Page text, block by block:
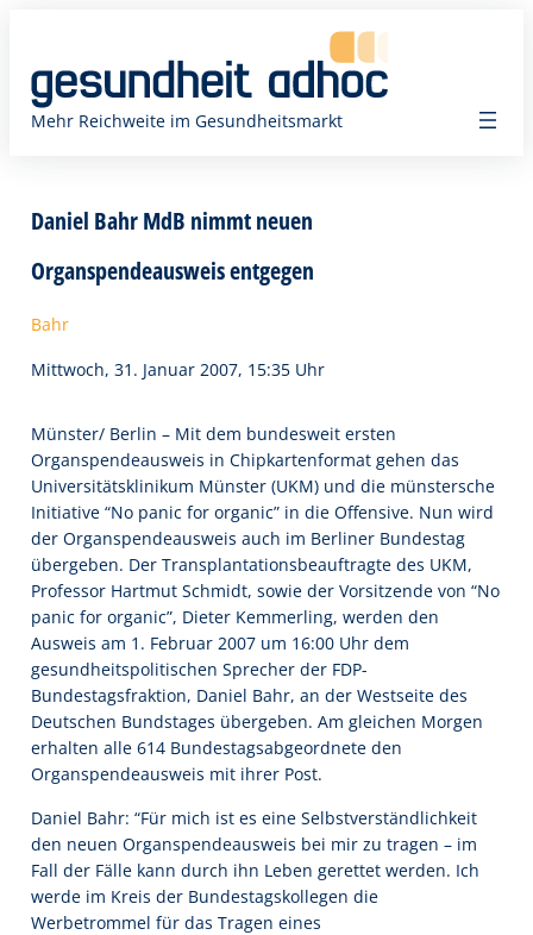
springen
Mehr Reichweite im Gesundheitsmarkt
Daniel Bahr MdB nimmt neuen
Organspendeausweis entgegen
Bahr
Mittwoch, 31. Januar 2007, 15:35 Uhr
Münster/ Berlin – Mit dem bundesweit ersten
Organspendeausweis in Chipkartenformat gehen das
Universitätsklinikum Münster (UKM) und die münstersche
Initiative “No panic for organic” in die Offensive. Nun wird
der Organspendeausweis auch im Berliner Bundestag
übergeben. Der Transplantationsbeauftragte des UKM,
Professor Hartmut Schmidt, sowie der Vorsitzende von “No
panic for organic”, Dieter Kemmerling, werden den
Ausweis am 1. Februar 2007 um 16:00 Uhr dem
gesundheitspolitischen Sprecher der FDP-
Bundestagsfraktion, Daniel Bahr, an der Westseite des
Deutschen Bundstages übergeben. Am gleichen Morgen
erhalten alle 614 Bundestagsabgeordnete den
Organspendeausweis mit ihrer Post.
Daniel Bahr: “Für mich ist es eine Selbstverständlichkeit
den neuen Organspendeausweis bei mir zu tragen – im
Fall der Fälle kann durch ihn Leben gerettet werden. Ich
werde im Kreis der Bundestagskollegen die
Werbetrommel für das Tragen eines